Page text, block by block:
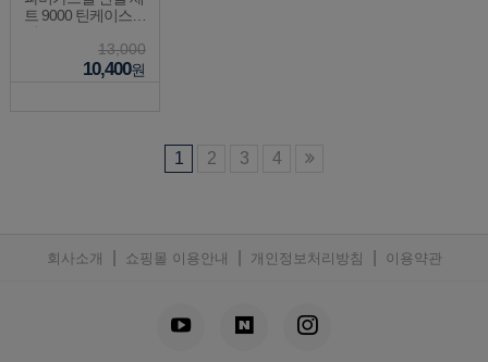
트 9000 틴케이스 6
13,000
10,400원
1 2 3 4
회사소개 쇼핑몰 이용안내 개인정보처리방침 이용약관